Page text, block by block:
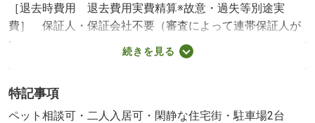
［退去時費用 退去費用実費精算※故意・過失等別途実
費］ 保証人・保証会社不要（審査によって連帯保証人が
必要の場合あり） 短期解約違約金あり。１年未満の解約
で賃料３ヶ月分。２年未満の解約で賃料２ヶ月分。 鍵交
管理員の勤務形態：巡回・弊社を窓口としてオンライン申
込して頂いたお客様に限り、キャンペーン実施中。申込手
続きを見る
特記事項
ペット相談可・二人入居可・閑静な住宅街・駐車場2台